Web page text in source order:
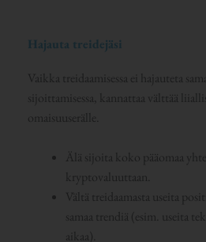
Hajauta treidejäsi
Vaikka treidaamisessa ei hajauteta
sijoittamisessa, kannattaa välttää
omaisuuserälle.
Älä sijoita koko pääomaa
kryptovaluuttaan.
Vältä treidaamasta useita
samaa trendiä (esim. useita
aikaa).